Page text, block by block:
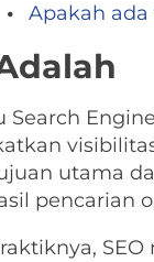
Apakah ada
Search
utama
pencarian